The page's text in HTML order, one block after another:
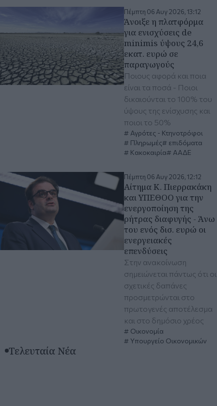
Πέμπτη 06 Αυγ 2026, 13:12
Άνοιξε η πλατφόρμα
για ενισχύσεις de
minimis ύψους 24,6
εκατ. ευρώ σε
παραγωγούς
Ποιους αφορά και ποια
είναι τα ποσά - Ποιοι
δικαιούνται το 100% του
ύψους της ενίσχυσης και
ποιοι το 50%
Αγρότες - Κτηνοτρόφοι
Πληρωμές
επιδόματα
Κακοκαιρία
ΑΑΔΕ
Πέμπτη 06 Αυγ 2026, 12:12
Αίτημα Κ. Πιερρακάκη
και ΥΠΕΘΟΟ για την
ενεργοποίηση της
ρήτρας διαφυγής - Άνω
του ενός δισ. ευρώ οι
ενεργειακές
επενδύσεις
Στην ανακοίνωση
σημειώνεται πάντως ότι οι
σχετικές δαπάνες
προσμετρώνται στο
πρωτογενές αποτέλεσμα
και στο δημόσιο χρέος
Οικονομία
Υπουργείο Οικονομικών
Τελευταία Νέα